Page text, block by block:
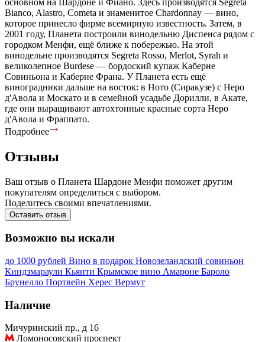
Bianco, Alastro, Cometa и знаменитое Chardonnay — вино,
которое принесло фирме всемирную известность. Затем, в
2001 году, Планета построили винодельню Диспенса рядом с
городком Менфи, ещё ближе к побережью. На этой
винодельне производятся Segreta Rosso, Merlot, Syrah и
великолепное Burdese — бордоский купаж Каберне
Совиньона и Каберне Франа. У Планета есть ещё
виноградники дальше на восток: в Ното (Сиракузе) с Неро
д'Авола и Москато и в семейной усадьбе Дорилли, в Акате,
где они выращивают автохтонные красные сорта Неро
д'Авола и Фраппато.
Подробнее
Отзывы
Ваш отзыв о Планета Шардоне Менфи поможет другим
покупателям определиться с выбором.
Поделитесь своими впечатлениями.
Оставить отзыв
Возможно вы искали
до 1000 рублей Вино в подарок Новозеландский совиньон
Киндзмараули Кьянти Крымское вино Амароне Бароло
Брунелло Портвейн Херес Вермут
Наличие
Мичуринский пр., д 16
Ломоносовский проспект